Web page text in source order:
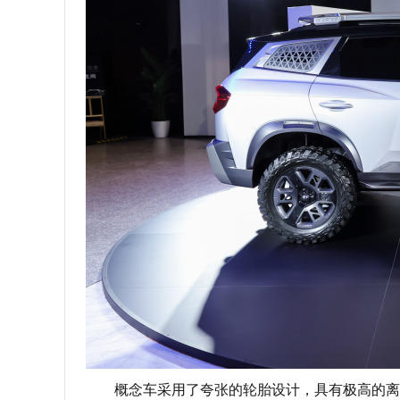
概念车采用了夸张的轮胎设计，具有极高的离